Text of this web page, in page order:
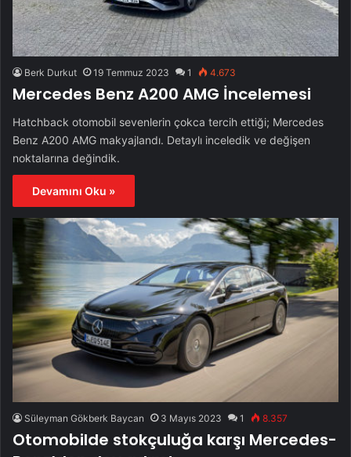
Berk Durkut 19 Temmuz 2023 1 4.673
Mercedes Benz A200 AMG İncelemesi
Hatchback otomobil sevenlerin çokca tercih ettiği; Mercedes
Benz A200 AMG makyajlandı. Detaylı inceledik ve değişen
noktalarına değindik.
Devamını Oku »
Süleyman Gökberk Baycan 3 Mayıs 2023 1 8.357
Otomobilde stokçuluğa karşı Mercedes-